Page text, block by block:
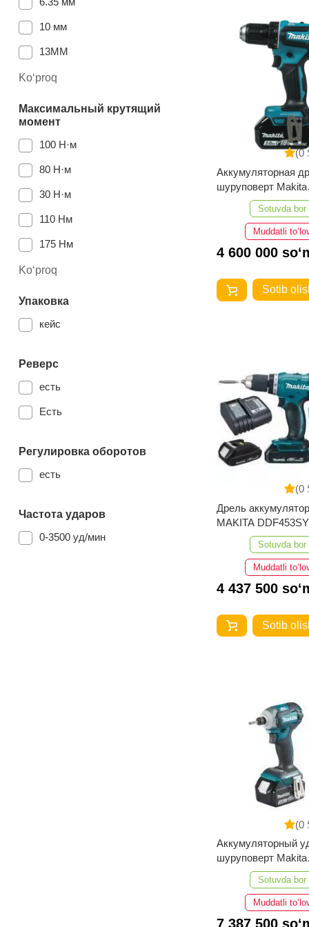
10 мм
13ММ
Тип аккумулятора
Ko‘proq
Максимальный крутящий
момент
100 Н·м
80 Н·м
30 Н·м
110 Нм
175 Нм
Ko‘proq
Упаковка
кейс
Реверс
есть
Есть
Регулировка оборотов
есть
Частота ударов
0-3500 уд/мин
(0
Аккумуляторная
шуруповерт Makita
DDF485RF3J
Sotuvda bor
Muddatli
4 600 000
Sotib
(0
Дрель
MAKITA
Sotuvda bor
Muddatli
4 437 500
Sotib
(0
Аккумуляторный
шуруповерт Makita
DTD170RFE
Sotuvda bor
Muddatli
7 387 500